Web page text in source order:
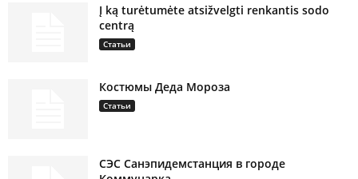
Į ką turėtumėte atsižvelgti renkantis sodo
centrą
Статьи
Костюмы Деда Мороза
Статьи
СЭС Санэпидемстанция в городе